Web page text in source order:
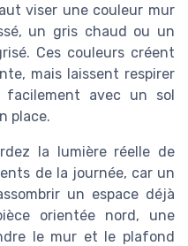
viser une couleur mur
un gris chaud ou un
Ces couleurs créent
mais laissent respirer
facilement avec un sol
place.
la lumière réelle de
de la journée, car un
un espace déjà
orientée nord, une
le mur et le plafond